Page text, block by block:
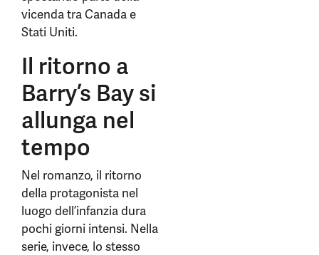
vicenda tra Canada e
Stati Uniti.
Il ritorno a
Barry’s Bay si
allunga nel
tempo
Nel romanzo, il ritorno
della protagonista nel
luogo dell’infanzia dura
pochi giorni intensi. Nella
serie, invece, lo stesso